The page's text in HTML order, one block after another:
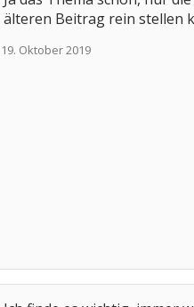
älteren Beitrag rein stellen
19. Oktober 2019